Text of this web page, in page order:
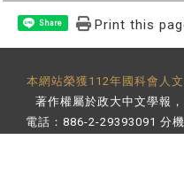
Share Print this
本網站榮獲112年國科會人
著作權屬於政大中文學報
電話：886-2-29393091